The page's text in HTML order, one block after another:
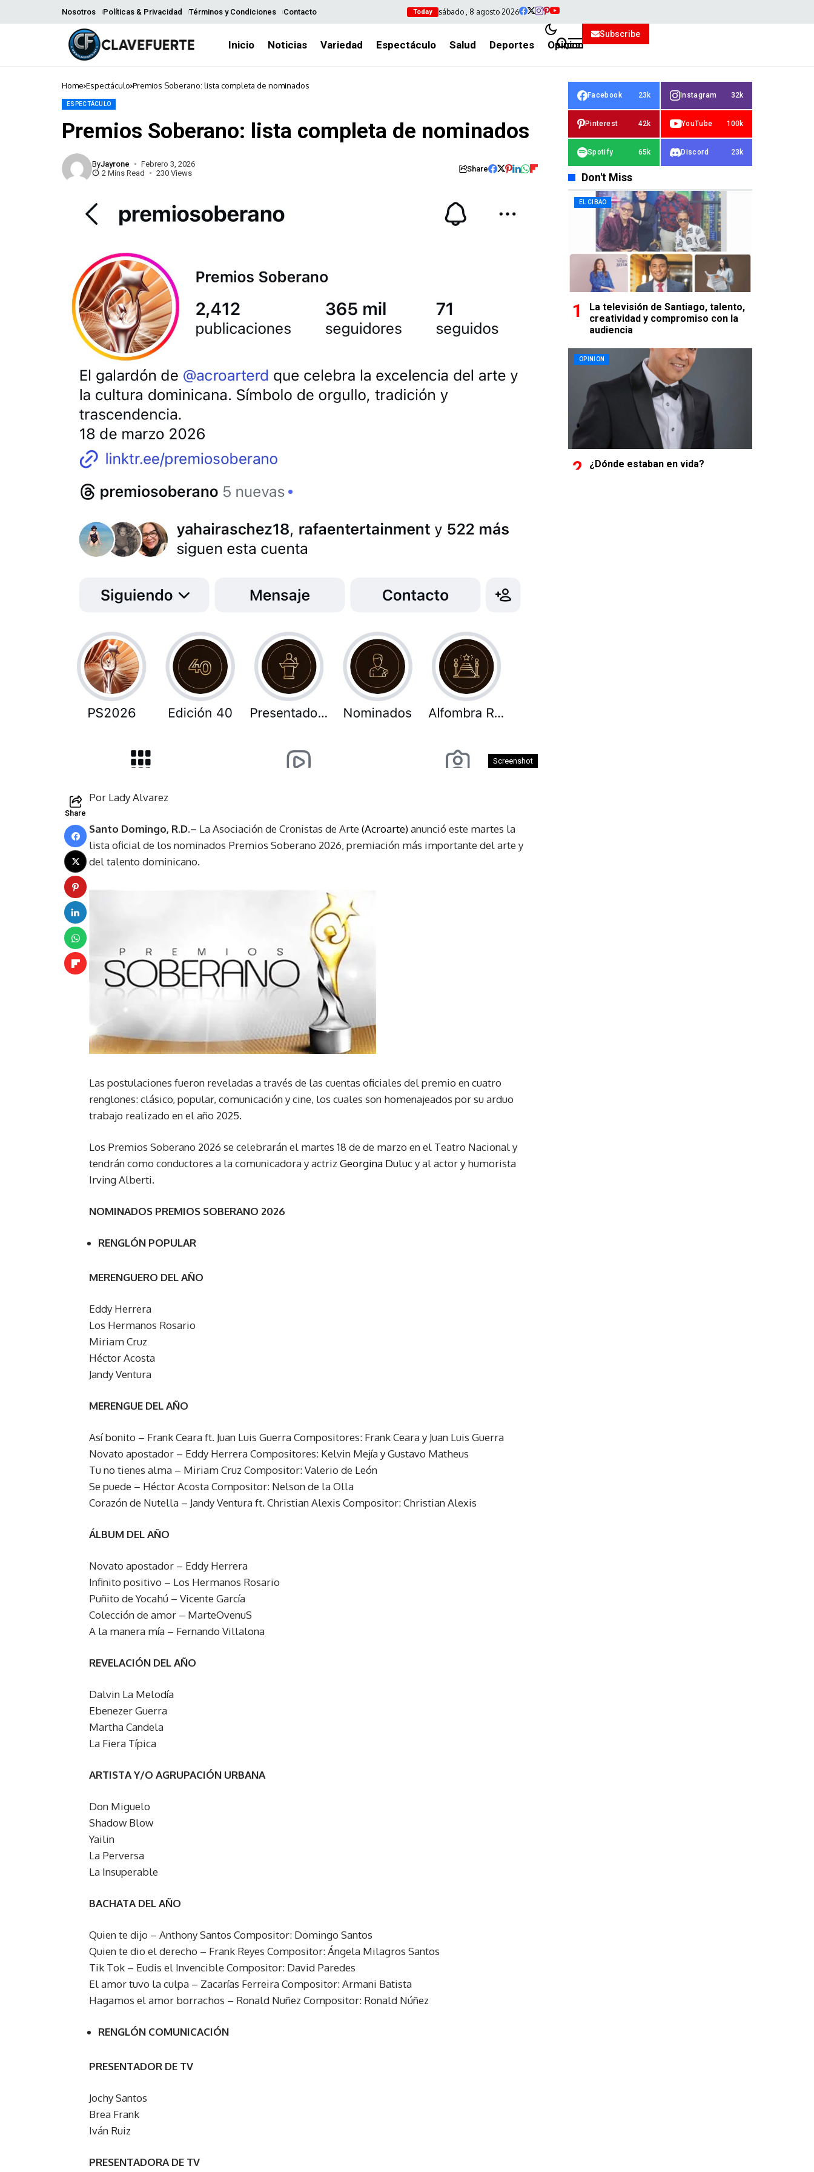
Nosotros Políticas & Privacidad Términos y Condiciones Contacto Today sábado , 8 agosto 2026
Inicio Noticias Variedad Espectáculo Salud Deportes Opinion
Subscribe
Home Espectáculo Premios Soberano: lista completa de nominados
ESPECTÁCULO
Premios Soberano: lista completa de nominados
ByJayrone
Febrero 3, 2026
2 Mins Read
230 Views Share
Screenshot
Share
Por Lady Alvarez
Santo Domingo, R.D.– La Asociación de Cronistas de Arte (Acroarte) anunció este martes la
lista oficial de los nominados Premios Soberano 2026, premiación más importante del arte y
del talento dominicano.
Las postulaciones fueron reveladas a través de las cuentas oficiales del premio en cuatro
renglones: clásico, popular, comunicación y cine, los cuales son homenajeados por su arduo
trabajo realizado en el año 2025.
Los Premios Soberano 2026 se celebrarán el martes 18 de de marzo en el Teatro Nacional y
tendrán como conductores a la comunicadora y actriz Georgina Dulucy al actor y humorista
Irving Alberti.
NOMINADOS PREMIOS SOBERANO 2026
RENGLÓN POPULAR
MERENGUERO DEL AÑO
Eddy Herrera
Los Hermanos Rosario
Miriam Cruz
Héctor Acosta
Jandy Ventura
MERENGUE DEL AÑO
Así bonito – Frank Ceara ft. Juan Luis Guerra Compositores: Frank Ceara y Juan Luis Guerra
Novato apostador – Eddy Herrera Compositores: Kelvin Mejía y Gustavo Matheus
Tu no tienes alma – Miriam Cruz Compositor: Valerio de León
Se puede – Héctor Acosta Compositor: Nelson de la Olla
Corazón de Nutella – Jandy Ventura ft. Christian Alexis Compositor: Christian Alexis
ÁLBUM DEL AÑO
Novato apostador – Eddy Herrera
Infinito positivo – Los Hermanos Rosario
Puñito de Yocahú – Vicente García
Colección de amor – MarteOvenuS
A la manera mía – Fernando Villalona
REVELACIÓN DEL AÑO
Dalvin La Melodía
Ebenezer Guerra
Martha Candela
La Fiera Típica
ARTISTA Y/O AGRUPACIÓN URBANA
Don Miguelo
Shadow Blow
Yailin
La Perversa
La Insuperable
BACHATA DEL AÑO
Quien te dijo – Anthony Santos Compositor: Domingo Santos
Quien te dio el derecho – Frank Reyes Compositor: Ángela Milagros Santos
Tik Tok – Eudis el Invencible Compositor: David Paredes
El amor tuvo la culpa – Zacarías Ferreira Compositor: Armani Batista
Hagamos el amor borrachos – Ronald Nuñez Compositor: Ronald Núñez
RENGLÓN COMUNICACIÓN
PRESENTADOR DE TV
Jochy Santos
Brea Frank
Iván Ruiz
PRESENTADORA DE TV
Facebook 23k Instagram 32k
Pinterest 42k YouTube 100k
Spotify 65k Discord 23k
Don't Miss
EL CIBAO
La televisión de Santiago, talento,
creatividad y compromiso con la
audiencia
OPINION
¿Dónde estaban en vida?